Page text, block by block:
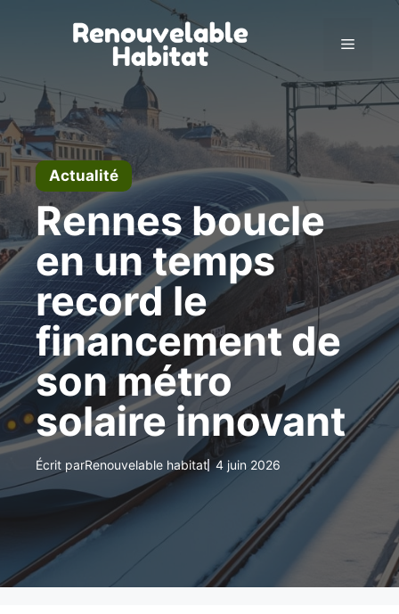
Menu
Actualité
Rennes boucle
en un temps
record le
financement de
son métro
solaire innovant
Écrit parRenouvelable habitat 4 juin 2026